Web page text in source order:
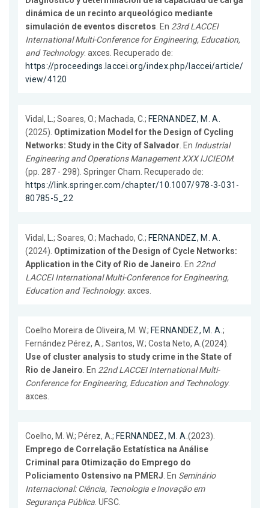
dinámica de un recinto arqueológico mediante
simulación de eventos discretos. En 23rd LACCEI
International Multi-Conference for Engineering, Education,
and Technology. axces. Recuperado de:
https://proceedings.laccei.org/index.php/laccei/article/
view/4120
Vidal, L.; Soares, O.; Machada, C.; FERNANDEZ, M. A.
(2025). Optimization Model for the Design of Cycling
Networks: Study in the City of Salvador. En Industrial
Engineering and Operations Management XXX IJCIEOM.
(pp. 287 - 298). Springer Cham. Recuperado de:
https://link.springer.com/chapter/10.1007/978-3-031-
80785-5_22
Vidal, L.; Soares, O.; Machado, C.; FERNANDEZ, M. A.
(2024). Optimization of the Design of Cycle Networks:
Application in the City of Rio de Janeiro. En 22nd
LACCEI International Multi-Conference for Engineering,
Education and Technology. axces.
Coelho Moreira de Oliveira, M. W.; FERNANDEZ, M. A.;
Fernández Pérez, A.; Santos, W.; Costa Neto, A.(2024).
Use of cluster analysis to study crime in the State of
Rio de Janeiro. En 22nd LACCEI International Multi-
Conference for Engineering, Education and Technology.
axces.
Coelho, M. W.; Pérez, A.; FERNANDEZ, M. A.(2023).
Emprego de Correlação Estatística na Análise
Criminal para Otimização do Emprego do
Policiamento Ostensivo na PMERJ. En Seminário
Internacional: Ciência, Tecnologia e Inovação em
Segurança Pública. UFSC.